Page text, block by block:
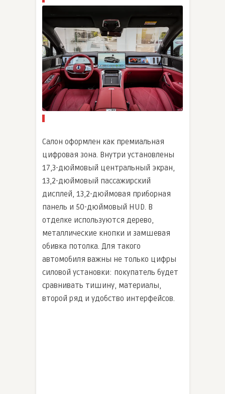
Салон оформлен как премиальная
цифровая зона. Внутри установлены
17,3-дюймовый центральный экран,
13,2-дюймовый пассажирский
дисплей, 13,2-дюймовая приборная
панель и 50-дюймовый HUD. В
отделке используются дерево,
металлические кнопки и замшевая
обивка потолка. Для такого
автомобиля важны не только цифры
силовой установки: покупатель будет
сравнивать тишину, материалы,
второй ряд и удобство интерфейсов.